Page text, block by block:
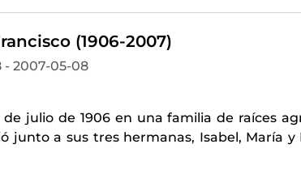
(1906-2007)
- 2007-05-08
de julio de 1906 en una familia de raíces
junto a sus tres hermanas, Isabel, María